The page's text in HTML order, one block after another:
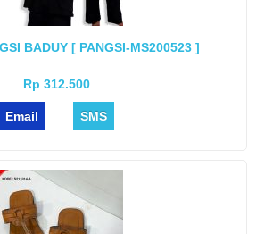
BADUY [ PANGSI-MS200523 ]
Rp 312.500
Email SMS